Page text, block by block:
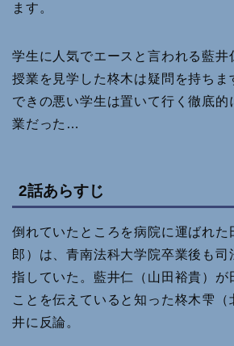
ます。
学生に人気でエースと言われる藍井
授業を見学した柊木は疑問を持ちま
できの悪い学生は置いて行く徹底的
業だった…
2話あらすじ
倒れていたところを病院に運ばれた
郎）は、青南法科大学院卒業後も司
指していた。藍井仁（山田裕貴）が
ことを伝えていると知った柊木雫（
井に反論。